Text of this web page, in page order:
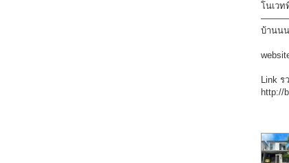
โนเวท
บ้านน
Link
http://